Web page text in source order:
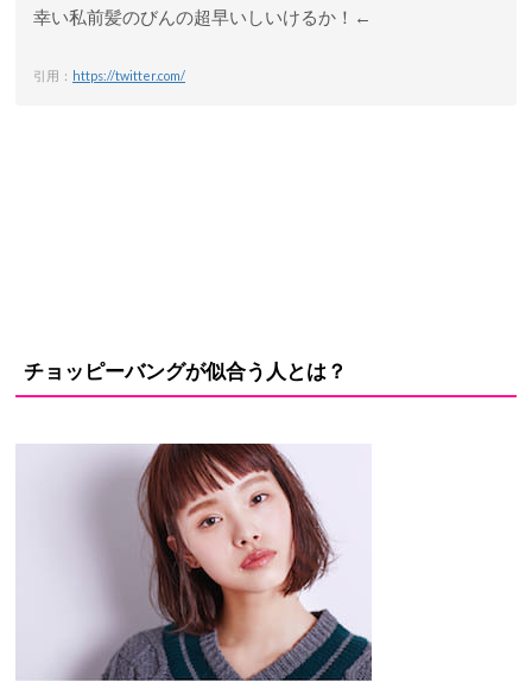
幸い私前髪のびんの超早いしいけるか！←
引用： https://twitter.com/
チョッピーバングが似合う人とは？